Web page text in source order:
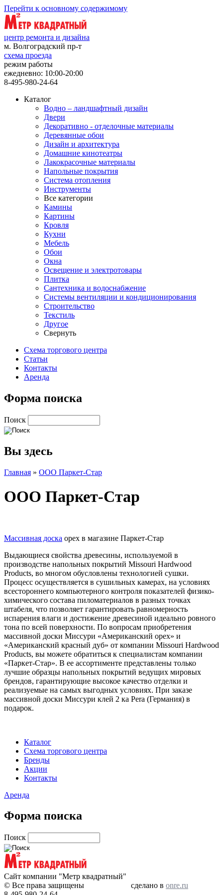
Перейти к основному содержимому
центр ремонта и дизайна
м. Волгоградский пр-т
схема проезда
режим работы
ежедневно: 10:00-20:00
8-495-980-24-64
Каталог
Водно – ландшафтный дизайн
Двери
Декоративно - отделочные материалы
Деревянные обои
Дизайн и архитектура
Домашние кинотеатры
Лакокрасочные материалы
Напольные покрытия
Система отопления
Инструменты
Все категории
Камины
Картины
Кровля
Кухни
Мебель
Обои
Окна
Освещение и электротовары
Плитка
Сантехника и водоснабжение
Системы вентиляции и кондиционирования
Строительство
Текстиль
Другое
Свернуть
Схема торгового центра
Статьи
Контакты
Аренда
Форма поиска
Поиск
Вы здесь
Главная » ООО Паркет-Стар
ООО Паркет-Стар
Массивная доска орех в магазине Паркет-Стар
Выдающиеся свойства древесины, используемой в
производстве напольных покрытий Missouri Hardwood
Products, во многом обусловлены технологией сушки.
Процесс осуществляется в сушильных камерах, на условиях
всестороннего компьютерного контроля показателей физико-
химического состава пиломатериалов в разных точках
штабеля, что позволяет гарантировать равномерность
испарения влаги и достижение древесиной идеально ровного
тона по всей поверхности. По вопросам приобретения
массивной доски Миссури «Американский орех» и
«Американский красный дуб» от компании Missouri Hardwood
Products, вы можете обратиться к специалистам компании
«Паркет-Стар». В ее ассортименте представлены только
лучшие образцы напольных покрытий ведущих мировых
брендов, гарантирующие высокое качество отделки и
реализуемые на самых выгодных условиях. При заказе
массивной доски Миссури клей 2 ка Pera (Германия) в
подарок.
Каталог
Схема торгового центра
Бренды
Акции
Контакты
Аренда
Форма поиска
Поиск
Сайт компании "Метр квадратный"
© Все права защищены
сделано в onre.ru